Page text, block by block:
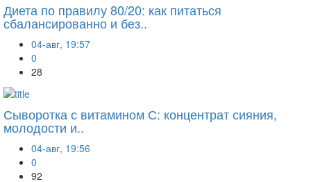
Диета по правилу 80/20: как питаться
сбалансированно и без..
04-авг, 19:57
0
28
Сыворотка с витамином С: концентрат сияния,
молодости и..
04-авг, 19:56
0
92